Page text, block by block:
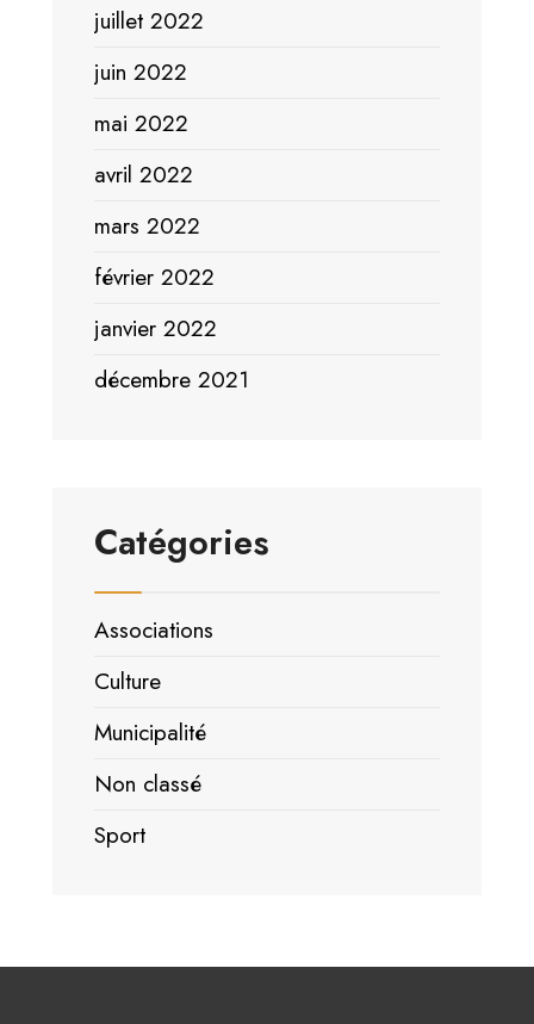
juillet 2022
juin 2022
mai 2022
avril 2022
mars 2022
février 2022
janvier 2022
décembre 2021
Catégories
Associations
Culture
Municipalité
Non classé
Sport